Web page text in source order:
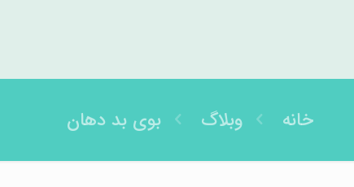
خانه وبلاگ بوی بد دهان